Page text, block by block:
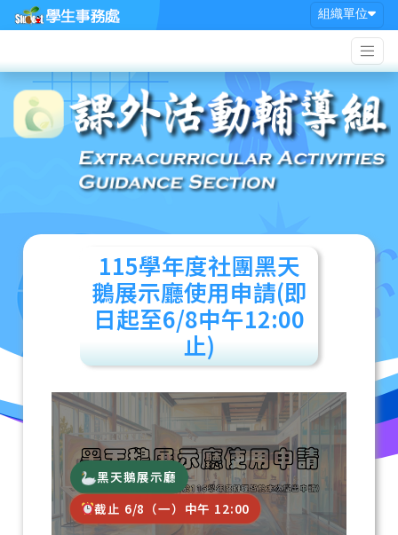
Skip
to
組織單位
115學年度社團黑天
鵝展示廳使用申請(即
日起至6/8中午12:00
止)
黑天鵝展示廳
截止 6/8（一）中午 12:00